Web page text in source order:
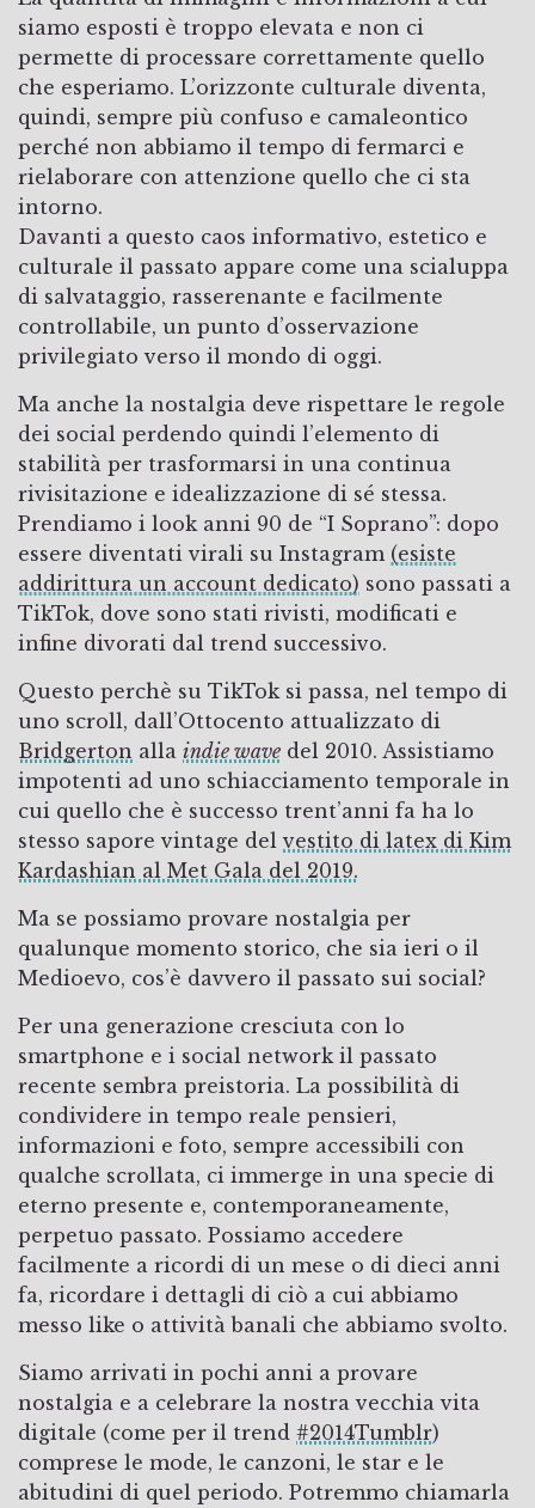
siamo esposti è troppo elevata e non ci
permette di processare correttamente quello
che esperiamo. L’orizzonte culturale diventa,
quindi, sempre più confuso e camaleontico
perché non abbiamo il tempo di fermarci e
rielaborare con attenzione quello che ci sta
intorno.
Davanti a questo caos informativo, estetico e
culturale il passato appare come una scialuppa
di salvataggio, rasserenante e facilmente
controllabile, un punto d’osservazione
privilegiato verso il mondo di oggi.
Ma anche la nostalgia deve rispettare le regole
dei social perdendo quindi l’elemento di
stabilità per trasformarsi in una continua
rivisitazione e idealizzazione di sé stessa.
Prendiamo i look anni 90 de “I Soprano”: dopo
essere diventati virali su Instagram (esiste
addirittura un account dedicato) sono passati a
TikTok, dove sono stati rivisti, modificati e
infine divorati dal trend successivo.
Questo perchè su TikTok si passa, nel tempo di
uno scroll, dall’Ottocento attualizzato di
Bridgerton alla indie wave del 2010. Assistiamo
impotenti ad uno schiacciamento temporale in
cui quello che è successo trent’anni fa ha lo
stesso sapore vintage delvestito di latex di Kim
Kardashian al Met Gala del 2019.
Ma se possiamo provare nostalgia per
qualunque momento storico, che sia ieri o il
Medioevo, cos’è davvero il passato sui social?
Per una generazione cresciuta con lo
smartphone e i social network il passato
recente sembra preistoria. La possibilità di
condividere in tempo reale pensieri,
informazioni e foto, sempre accessibili con
qualche scrollata, ci immerge in una specie di
eterno presente e, contemporaneamente,
perpetuo passato. Possiamo accedere
facilmente a ricordi di un mese o di dieci anni
fa, ricordare i dettagli di ciò a cui abbiamo
messo like o attività banali che abbiamo svolto.
Siamo arrivati in pochi anni a provare
nostalgia e a celebrare la nostra vecchia vita
digitale (come per il trend #2014Tumblr)
comprese le mode, le canzoni, le star e le
abitudini di quel periodo. Potremmo chiamarla